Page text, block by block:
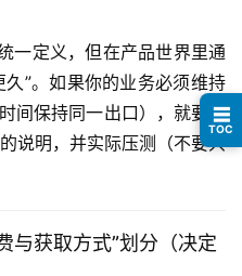
一定义，但在产品世界里通
”。如果你的业务必须维持
间保持同一出口），就要重
说明，并实际压测（不要只
与获取方式”划分（决定
☰
TOC